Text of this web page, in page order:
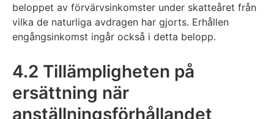
beloppet av förvärvsinkomster under skatteåret från
vilka de naturliga avdragen har gjorts. Erhållen
engångsinkomst ingår också i detta belopp.
4.2 Tillämpligheten på
ersättning när
anställningsförhållandet